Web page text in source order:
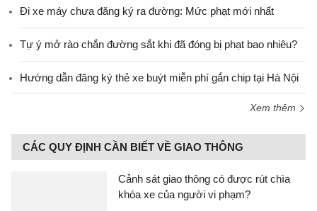
Đi xe máy chưa đăng ký ra đường: Mức phạt mới nhất
Tự ý mở rào chắn đường sắt khi đã đóng bị phạt bao nhiêu?
Hướng dẫn đăng ký thẻ xe buýt miễn phí gắn chip tại Hà Nội
Xem thêm
CÁC QUY ĐỊNH CẦN BIẾT VỀ GIAO THÔNG
Cảnh sát giao thông có được rút chìa
khóa xe của người vi phạm?